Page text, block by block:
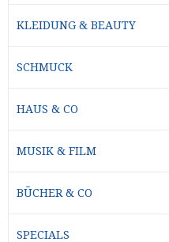
KLEIDUNG & BEAUTY
SCHMUCK
HAUS & CO
MUSIK & FILM
BÜCHER & CO
SPECIALS